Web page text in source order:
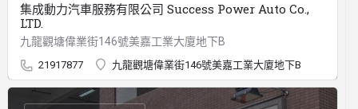
集成動力汽車服務有限公司 Success Power Auto Co.,
LTD.
九龍觀塘偉業街146號美嘉工業大廈地下B
21917877 九龍觀塘偉業街146號美嘉工業大廈地下B